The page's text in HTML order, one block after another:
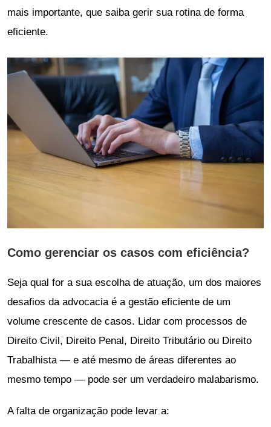
mais importante, que saiba gerir sua rotina de forma
eficiente.
Como gerenciar os casos com eficiência?
Seja qual for a sua escolha de atuação, um dos maiores
desafios da advocacia é a gestão eficiente de um
volume crescente de casos. Lidar com processos de
Direito Civil, Direito Penal, Direito Tributário ou Direito
Trabalhista — e até mesmo de áreas diferentes ao
mesmo tempo — pode ser um verdadeiro malabarismo.
A falta de organização pode levar a: